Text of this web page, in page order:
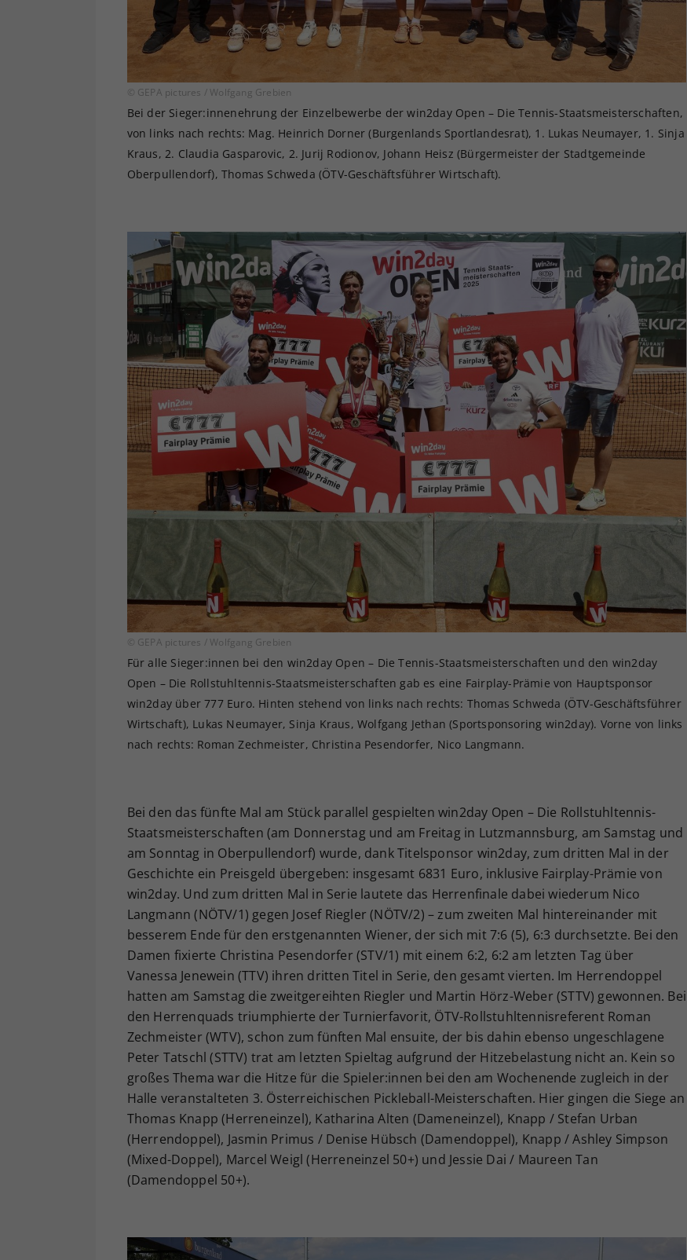
© GEPA pictures / Wolfgang Grebien
Bei der Sieger:innenehrung der Einzelbewerbe der win2day Open – Die Tennis-Staatsmeisterschaften,
von links nach rechts: Mag. Heinrich Dorner (Burgenlands Sportlandesrat), 1. Lukas Neumayer, 1. Sinja
Kraus, 2. Claudia Gasparovic, 2. Jurij Rodionov, Johann Heisz (Bürgermeister der Stadtgemeinde
Oberpullendorf), Thomas Schweda (ÖTV-Geschäftsführer Wirtschaft).
© GEPA pictures / Wolfgang Grebien
Für alle Sieger:innen bei den win2day Open – Die Tennis-Staatsmeisterschaften und den win2day
Open – Die Rollstuhltennis-Staatsmeisterschaften gab es eine Fairplay-Prämie von Hauptsponsor
win2day über 777 Euro. Hinten stehend von links nach rechts: Thomas Schweda (ÖTV-Geschäftsführer
Wirtschaft), Lukas Neumayer, Sinja Kraus, Wolfgang Jethan (Sportsponsoring win2day). Vorne von links
nach rechts: Roman Zechmeister, Christina Pesendorfer, Nico Langmann.
Bei den das fünfte Mal am Stück parallel gespielten win2day Open – Die Rollstuhltennis-
Staatsmeisterschaften (am Donnerstag und am Freitag in Lutzmannsburg, am Samstag und
am Sonntag in Oberpullendorf) wurde, dank Titelsponsor win2day, zum dritten Mal in der
Geschichte ein Preisgeld übergeben: insgesamt 6831 Euro, inklusive Fairplay-Prämie von
win2day. Und zum dritten Mal in Serie lautete das Herrenfinale dabei wiederum Nico
Langmann (NÖTV/1) gegen Josef Riegler (NÖTV/2) – zum zweiten Mal hintereinander mit
besserem Ende für den erstgenannten Wiener, der sich mit 7:6 (5), 6:3 durchsetzte. Bei den
Damen fixierte Christina Pesendorfer (STV/1) mit einem 6:2, 6:2 am letzten Tag über
Vanessa Jenewein (TTV) ihren dritten Titel in Serie, den gesamt vierten. Im Herrendoppel
hatten am Samstag die zweitgereihten Riegler und Martin Hörz-Weber (STTV) gewonnen. Bei
den Herrenquads triumphierte der Turnierfavorit, ÖTV-Rollstuhltennisreferent Roman
Zechmeister (WTV), schon zum fünften Mal ensuite, der bis dahin ebenso ungeschlagene
Peter Tatschl (STTV) trat am letzten Spieltag aufgrund der Hitzebelastung nicht an. Kein so
großes Thema war die Hitze für die Spieler:innen bei den am Wochenende zugleich in der
Halle veranstalteten 3. Österreichischen Pickleball-Meisterschaften. Hier gingen die Siege an
Thomas Knapp (Herreneinzel), Katharina Alten (Dameneinzel), Knapp / Stefan Urban
(Herrendoppel), Jasmin Primus / Denise Hübsch (Damendoppel), Knapp / Ashley Simpson
(Mixed-Doppel), Marcel Weigl (Herreneinzel 50+) und Jessie Dai / Maureen Tan
(Damendoppel 50+).